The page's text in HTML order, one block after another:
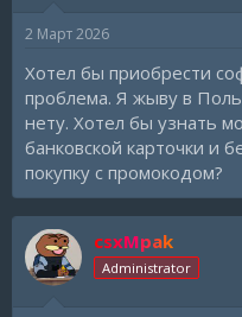
2 Март 2026
Хотел бы приобрести
проблема. Я жыву в
нету. Хотел бы узнать
банковской карточки и
покупку с промокодом?
csxMpak
Administrator